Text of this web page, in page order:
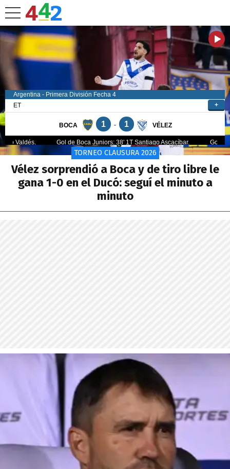
TORNEO CLAUSURA 2026
Vélez sorprendió a Boca y de tiro libre le
gana 1-0 en el Ducó: seguí el minuto a
minuto